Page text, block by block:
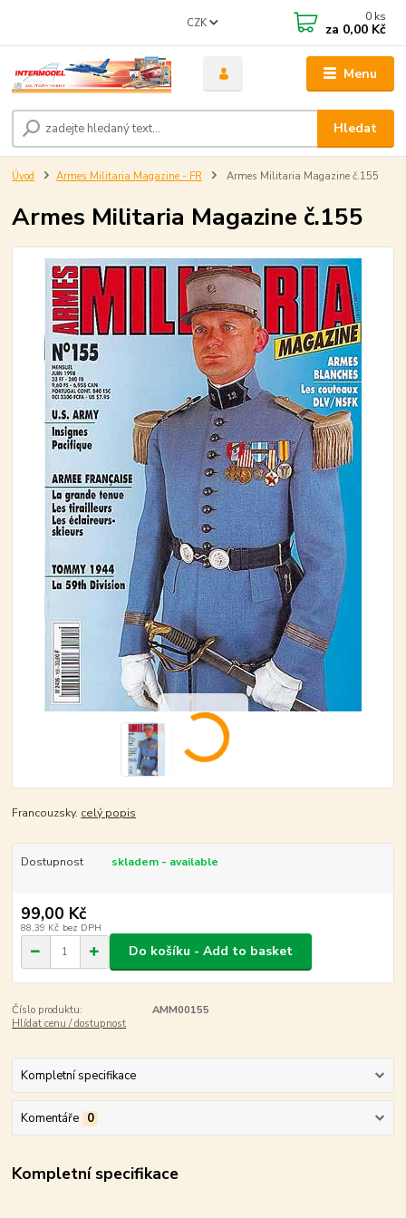
Menu
CZK
Hledat
0 ks
za 0,00 Kč
Úvod Armes Militaria Magazine - FR Armes Militaria Magazine č.155
Armes Militaria Magazine č.155
Francouzsky. celý popis
Dostupnost skladem - available
99,00 Kč
88,39 Kč bez DPH
Do košíku - Add to basket
Číslo produktu:
AMM00155
Hlídat cenu / dostupnost
Kompletní specifikace
Komentáře 0
Kompletní specifikace